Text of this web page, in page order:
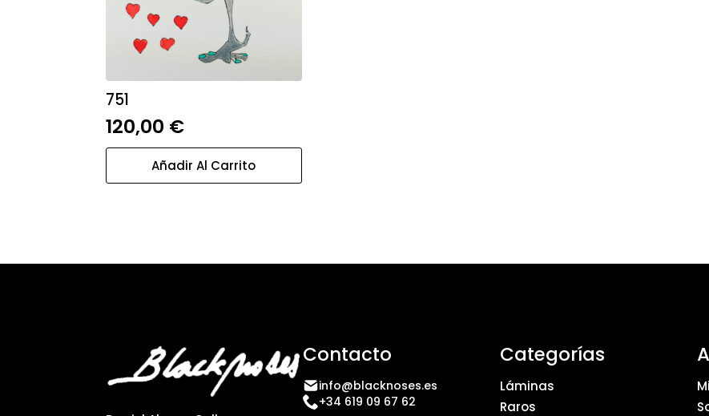
751
120,00 €
Añadir Al Carrito
Contacto
info@blacknoses.es
+34 619 09 67 62
Categorías
Láminas
Raros